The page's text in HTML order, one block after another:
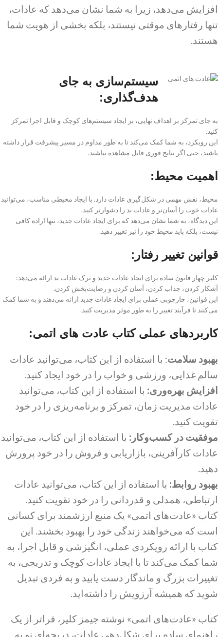
افزایش می‌دهد، زیرا به شما نشان می‌دهد که عادات،
تنها رفتارهای موقتی نیستند، بلکه بخشی از هویت شما
هستند.
سیستم‌سازی به جای
هدف‌گذاری:
به جای تمرکز بر اهداف نهایی، بر ایجاد سیستم‌های کوچک و قابل اجرا تمرکز
کنید.
این رویکرد، به شما کمک می‌کند تا به طور مداوم در مسیر پیشرفت قرار داشته
باشید، حتی اگر نتایج فوری قابل مشاهده نباشند.
اهمیت محیط:
محیط، نقش مهمی در شکل‌گیری عادات دارد. با ایجاد محیطی مناسب، می‌توانید
عادات خوب را آسان‌تر و عادات بد را دشوارتر کنید.
این دیدگاه، به شما نشان می‌دهد که برای ایجاد عادات جدید، تنها اراده کافی
نیست، بلکه باید محیط خود را نیز تغییر دهید.
قوانین تغییر رفتار:
کلیر چهار قانون ساده برای ایجاد عادات جدید و ترک عادات بد ارائه می‌دهد:
آشکار کردن، جذاب کردن، آسان کردن و رضایت‌بخش کردن.
این قوانین، چارچوبی عملی برای ایجاد عادات جدید ارائه می‌دهند و به شما کمک
می‌کنند تا فرآیند تغییر را به طور موثر مدیریت کنید.
کاربردهای عملی کتاب عادت های اتمی:
بهبود سلامت: با استفاده از این کتاب، می‌توانید عادات
سالم غذایی، ورزشی و خواب را در خود ایجاد کنید.
افزایش بهره‌وری: با استفاده از این کتاب، می‌توانید
عادات مدیریت زمان، تمرکز و برنامه‌ریزی را در خود
تقویت کنید.
موفقیت در کسب‌وکار: با استفاده از این کتاب، می‌توانید
عادات کارآفرینی، بازاریابی و فروش را در خود پرورش
دهید.
بهبود روابط: با استفاده از این کتاب، می‌توانید عادات
ارتباطی، همدلی و قدردانی را در خود تقویت کنید.
کتاب «عادت‌های اتمی» یک منبع ارزشمند برای کسانی
است که می‌خواهند زندگی خود را بهبود بخشند. این
کتاب با ارائه رویکردی عملی، انگیزشی و قابل اجرا، به
شما کمک می‌کند تا با ایجاد عادات کوچک و تدریجی، به
تغییرات بزرگ و ماندگار دست یابید و به فردی تبدیل
شوید که همیشه آرزویش را داشته‌اید.
کتاب «عادت‌های اتمی» نوشته جیمز کلیر، فراتر از یک
راهنمای ساده برای شکل‌دهی عادات، دریچه‌ای نو به